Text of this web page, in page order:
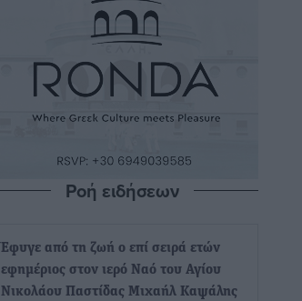
Ροή ειδήσεων
Έφυγε από τη ζωή ο επί σειρά ετών
εφημέριος στον ιερό Ναό του Αγίου
Νικολάου Παστίδας Μιχαήλ Καψάλης